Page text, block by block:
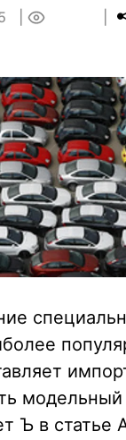
Ъ в статье